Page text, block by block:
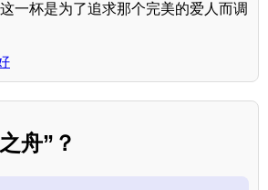
一杯是为了追求那个完美的爱人而调
舟”？